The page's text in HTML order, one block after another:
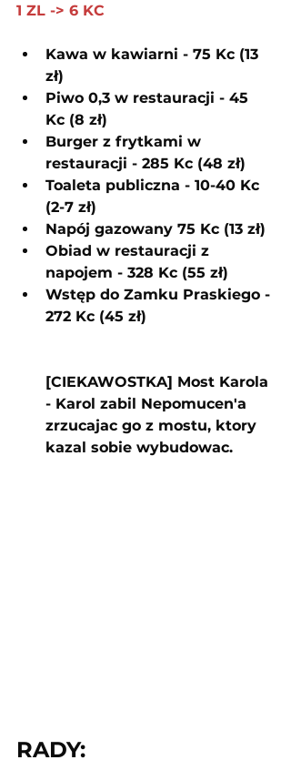
1 ZL -> 6 KC
Kawa w kawiarni - 75 Kc (13
zł)
Piwo 0,3 w restauracji - 45
Kc (8 zł)
Burger z frytkami w
restauracji - 285 Kc (48 zł)
Toaleta publiczna - 10-40 Kc
(2-7 zł)
Napój gazowany 75 Kc (13 zł)
Obiad w restauracji z
napojem - 328 Kc (55 zł)
Wstęp do Zamku Praskiego -
272 Kc (45 zł)
[CIEKAWOSTKA] Most Karola
- Karol zabil Nepomucen'a
zrzucajac go z mostu, ktory
kazal sobie wybudowac.
RADY: